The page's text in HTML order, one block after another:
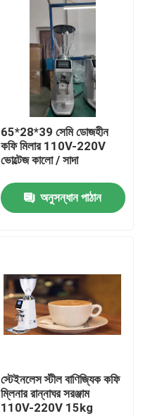
65*28*39 সেমি ডোজহীন
কফি মিলার 110V-220V
ভোল্টেজ কালো / সাদা
অনুসন্ধান পাঠান
স্টেইনলেস স্টীল বাণিজ্যিক কফি
ম্লিনার রান্নাঘর সরঞ্জাম
110V-220V 15kg